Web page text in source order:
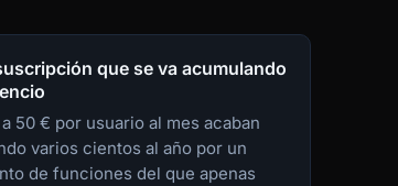
que se va acumulando
a 50 € por usuario al mes acaban
varios cientos al año por un
de funciones del que apenas